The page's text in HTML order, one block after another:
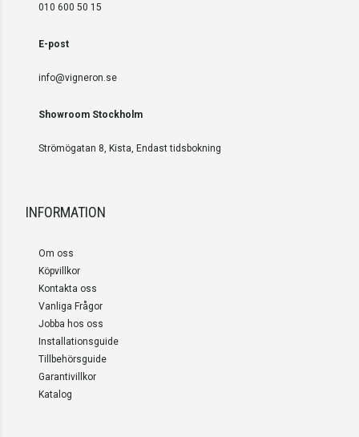
010 600 50 15
E-post
info@vigneron.se
Showroom Stockholm
Strömögatan 8, Kista, Endast tidsbokning
INFORMATION
Om oss
Köpvillkor
Kontakta oss
Vanliga Frågor
Jobba hos oss
Installationsguide
Tillbehörsguide
Garantivillkor
Katalog